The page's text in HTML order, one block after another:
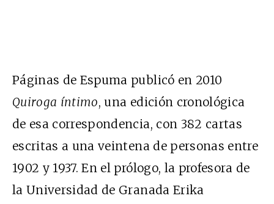
Páginas de Espuma publicó en 2010
Quiroga íntimo, una edición cronológica
de esa correspondencia, con 382 cartas
escritas a una veintena de personas entre
1902 y 1937. En el prólogo, la profesora de
la Universidad de Granada Erika